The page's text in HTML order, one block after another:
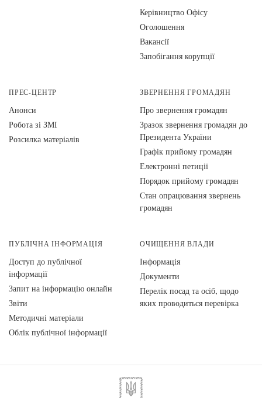
Керівництво Офісу
Оголошення
Вакансії
Запобігання корупції
ПРЕС-ЦЕНТР
Анонси
Робота зі ЗМІ
Розсилка матеріалів
ЗВЕРНЕННЯ ГРОМАДЯН
Про звернення громадян
Зразок звернення громадян до
Президента України
Графік прийому громадян
Електронні петиції
Порядок прийому громадян
Стан опрацювання звернень
громадян
ПУБЛІЧНА ІНФОРМАЦІЯ
Доступ до публічної
інформації
Запит на інформацію онлайн
Звіти
Методичні матеріали
Облік публічної інформації
ОЧИЩЕННЯ ВЛАДИ
Інформація
Документи
Перелік посад та осіб, щодо
яких проводиться перевірка